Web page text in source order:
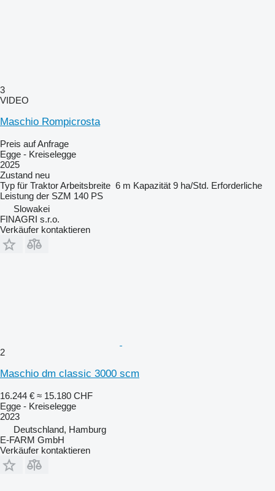
3
VIDEO
Maschio Rompicrosta
Preis auf Anfrage
Egge - Kreiselegge
2025
Zustand neu
Typ für TraktorArbeitsbreite 6 m Kapazität 9 ha/Std. Erforderliche
Leistung der SZM 140 PS
Slowakei
FINAGRI s.r.o.
Verkäufer kontaktieren
2
Maschio dm classic 3000 scm
16.244 € ≈ 15.180 CHF
Egge - Kreiselegge
2023
Deutschland, Hamburg
E-FARM GmbH
Verkäufer kontaktieren